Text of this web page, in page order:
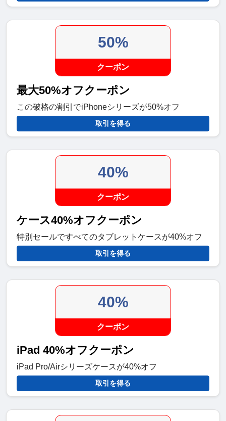
50%
クーポン
最大50%オフクーポン
この破格の割引でiPhoneシリーズが50%オフ
取引を得る
40%
クーポン
ケース40%オフクーポン
特別セールですべてのタブレットケースが40%オフ
取引を得る
40%
クーポン
iPad 40%オフクーポン
iPad Pro/Airシリーズケースが40%オフ
取引を得る